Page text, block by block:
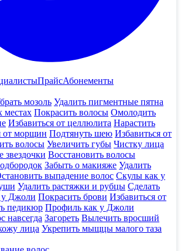
ПрайсАбонементы
мозоль Удалить пигментные пятна
местах Покрасить волосы Омолодить
Избавиться от целлюлита Нарастить
от морщин Подтянуть шею Избавиться от
волосы Увеличить губы Чистку лица
звездочки Восстановить волосы
Забыть о макияже Удалить
выпадение волос Скулы как у
Удалить растяжки и рубцы Сделать
у Джоли Покрасить брови Избавиться от
педикюр Профиль как у Джоли
навсегда Загореть Вылечить вросший
лица Укрепить мыщцы малого таза